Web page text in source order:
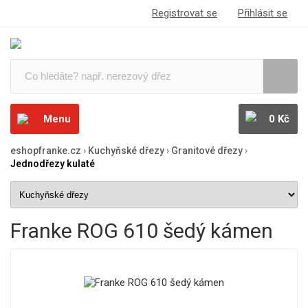
Registrovat se Přihlásit se
Menu 0 Kč
eshopfranke.cz › Kuchyňské dřezy› Granitové dřezy›
Jednodřezy kulaté
Franke ROG 610 šedý kámen